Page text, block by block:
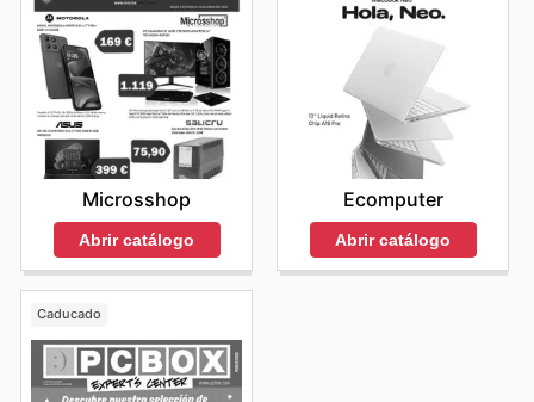
Microsshop
Abrir catálogo
Ecomputer
Abrir catálogo
Caducado